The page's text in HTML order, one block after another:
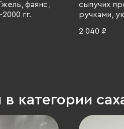
фаянс,
гг.
сыпучих
ручками,
Россия,
2 040 ₽
категории